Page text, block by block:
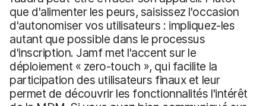
que d'alimenter les peurs, saisissez l'occasion
d'autonomiser vos utilisateurs : impliquez-les
autant que possible dans le processus
d'inscription. Jamf met l'accent sur le
déploiement « zero-touch », qui facilite la
participation des utilisateurs finaux et leur
permet de découvrir les fonctionnalités l'intérêt